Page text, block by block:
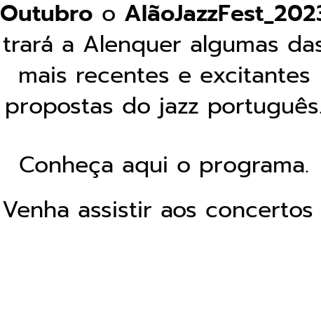
Outubro o
trará a Alenquer algumas
mais recentes e excitantes
propostas do jazz
Conheça aqui o programa.
Venha assistir aos concertos